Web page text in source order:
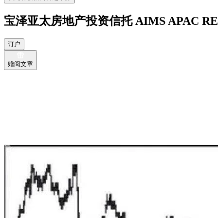
宝泽亚太房地产投资信托 AIMS APAC
订户
赠阅文章